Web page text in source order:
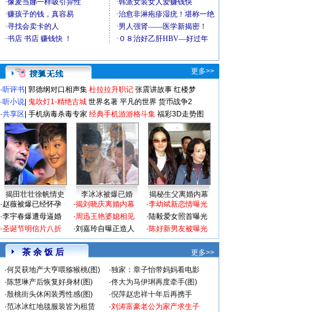
更多>>
·听评书 郭德纲对口相声集 杜拉拉升职记 张震讲故事 红楼梦
·听小说 鬼吹灯1-精绝古城 世界名著 平凡的世界 货币战争2
·共享区 手机病毒杀毒专家 经典手机游游格斗集 福彩3D走势图
揭田壮壮徐帆情史 李冰冰被爆已婚
揭秘生父离婚内幕
·赵薇被爆已经怀孕
·李宇春爆遭母逼婚
·圣诞节明信片八折
·揭刘晓庆离婚内幕
·周迅王艳婆媳相见
·刘嘉玲自曝正造人
·李幼斌新恋情曝光
·陆毅爱女照首曝光
·陈好新男友被曝光
茶 余 饭 后
更多>>
·何炅获地产大亨喂猕猴桃(图) ·独家：章子怡带妈妈看电影
·陈慧琳产后恢复好身材(图) ·佟大为马伊琍再度牵手(图)
·殷桃街头休闲装秀性感(图) ·倪萍赵忠祥十年后再携手
·范冰冰红地毯服装皆为租赁 ·刘涛富豪老公为家产求生子